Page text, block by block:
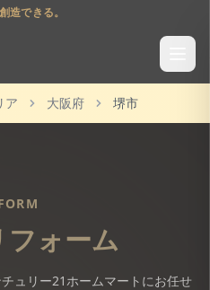
造できる。
ア 大阪府 堺市
フォーム
ュリー21ホームマートにお任せ